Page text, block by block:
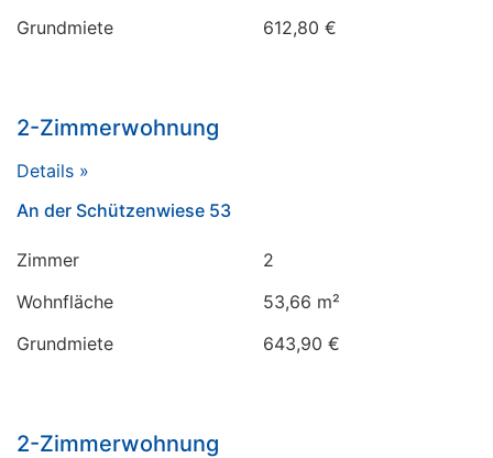
Grundmiete
612,80 €
2-Zimmerwohnung
Details »
An der Schützenwiese 53
Zimmer
2
Wohnfläche
53,66 m²
Grundmiete
643,90 €
2-Zimmerwohnung